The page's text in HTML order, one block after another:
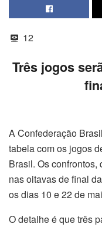
12
Três jogos
A Confederação
tabela com os jogos
Brasil. Os
nas oitavas de final
os dias 10 e 22 de
O detalhe é que três